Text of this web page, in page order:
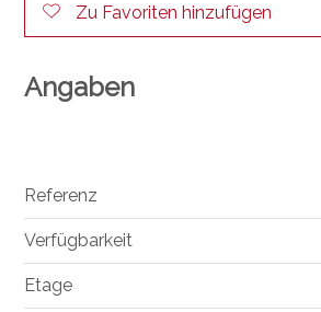
Zu Favoriten hinzufügen
Angaben
Referenz
Verfügbarkeit
Etage